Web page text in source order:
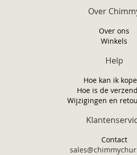
Over
Over ons
Winkels
Help
Hoe kan ik
Hoe is de
Wijzigingen en
Contact